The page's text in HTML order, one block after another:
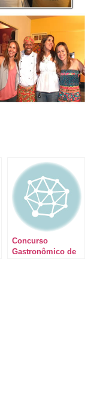
Concurso
Gastronômico de